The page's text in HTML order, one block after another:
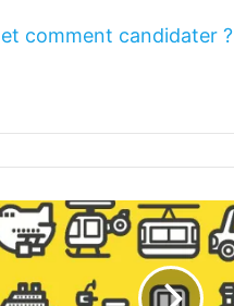
comment candidater ?